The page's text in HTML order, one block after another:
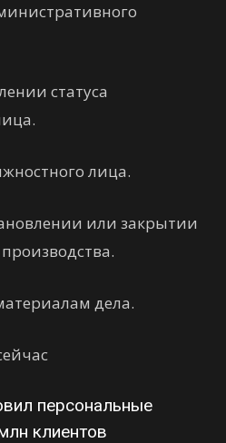
статуса
лица.
или закрытии
дела.
персональные
клиентов